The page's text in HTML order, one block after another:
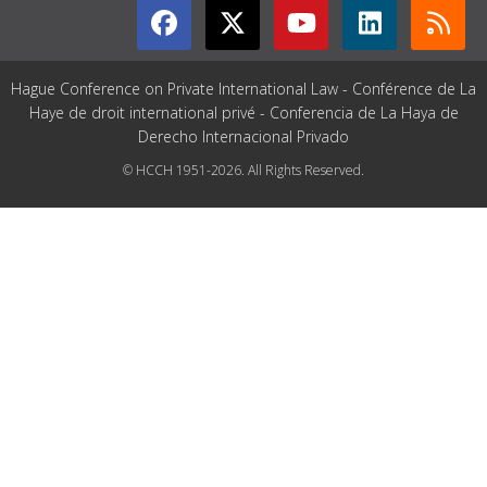
Hague Conference on Private International Law - Conférence de La
Haye de droit international privé - Conferencia de La Haya de
Derecho Internacional Privado
© HCCH 1951-2026. All Rights Reserved.